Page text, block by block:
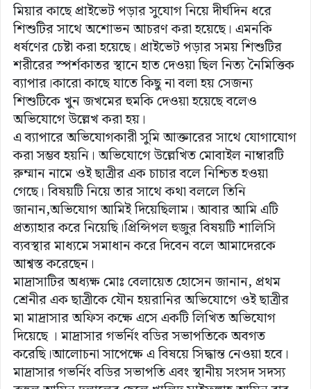
মিয়ার কাছে প্রাইভেট পড়ার সুযোগ নিয়ে দীর্ঘদিন ধরে
শিশুটির সাথে অশোভন আচরণ করা হয়েছে। এমনকি
ধর্ষণের চেষ্টা করা হয়েছে। প্রাইভেট পড়ার সময় শিশুটির
শরীরের স্পর্শকাতর স্থানে হাত দেওয়া ছিল নিত্য নৈমিত্তিক
ব্যাপার।কারো কাছে যাতে কিছু না বলা হয় সেজন্য
শিশুটিকে খুন জখমের হুমকি দেওয়া হয়েছে বলেও
অভিযোগে উল্লেখ করা হয়।
এ ব্যাপারে অভিযোগকারী সুমি আক্তারের সাথে যোগাযোগ
করা সম্ভব হয়নি। অভিযোগে উল্লেখিত মোবাইল নাম্বারটি
রুম্মান নামে ওই ছাত্রীর এক চাচার বলে নিশ্চিত হওয়া
গেছে। বিষয়টি নিয়ে তার সাথে কথা বললে তিনি
জানান,অভিযোগ আমিই দিয়েছিলাম। আবার আমি এটি
প্রত্যাহার করে নিয়েছি।প্রিন্সিপল হুজুর বিষয়টি শালিসি
ব্যবস্থার মাধ্যমে সমাধান করে দিবেন বলে আমাদেরকে
আশ্বস্ত করেছেন।
মাদ্রাসাটির অধ্যক্ষ মোঃ বেলায়েত হোসেন জানান, প্রথম
শ্রেনীর এক ছাত্রীকে যৌন হয়রানির অভিযোগে ওই ছাত্রীর
মা মাদ্রাসার অফিস কক্ষে এসে একটি লিখিত অভিযোগ
দিয়েছে । মাদ্রাসার গভর্নিং বডির সভাপতিকে অবগত
করেছি।আলোচনা সাপেক্ষে এ বিষয়ে সিদ্ধান্ত নেওয়া হবে।
মাদ্রাসার গভর্নিং বডির সভাপতি এবং স্থানীয় সংসদ সদস্য